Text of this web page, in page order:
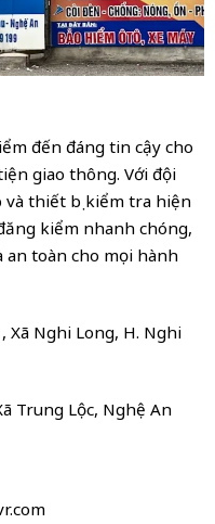
đến đáng tin cậy cho
giao thông. Với đội
thiết bị kiểm tra hiện
kiểm nhanh chóng,
an toàn cho mọi hành
Xã Nghi Long, H. Nghi
Trung Lộc, Nghệ An